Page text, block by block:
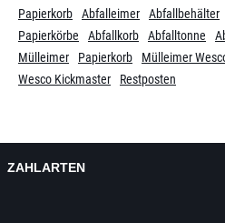
Papierkorb
Abfalleimer Abfallbehälter
Papierkörbe
Abfallkorb Abfalltonne
Mülleimer
Papierkorb Mülleimer
Wesco Kickmaster
Restposten
ZAHLARTEN